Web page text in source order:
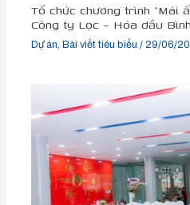
Tổ chức chương trình “Mái
Công ty Lọc – Hóa dầu
Dự án,Bài viết tiêu biểu /29/06/